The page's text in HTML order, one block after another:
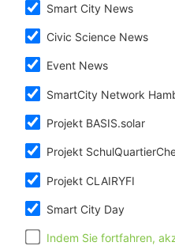
Smart City News
Civic Science News
Event News
SmartCity Network
Projekt BASIS.solar
Projekt
Projekt CLAIRYFI
Smart City Day
Indem Sie fortfahren,